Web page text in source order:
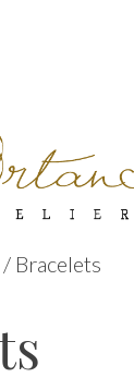
/ Bracelets